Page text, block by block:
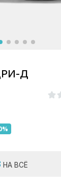
Д
НА ВСЁ